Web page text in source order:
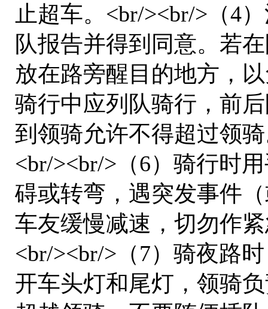
止超车。<br/><br/>（4
队报告并得到同意。若
放在路旁醒目的地方，
骑行中应列队骑行，前
到领骑允许不得超过领
<br/><br/>（6）骑行时
碍或转弯，遇突发事件
车友缓慢减速，切勿作
<br/><br/>（7）骑夜路
开车头灯和尾灯，领骑